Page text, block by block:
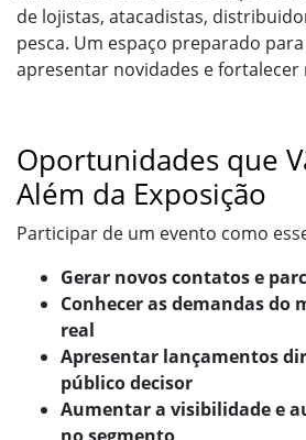
de lojistas, atacadistas,
pesca. Um espaço preparado
apresentar novidades e fortalecer
Oportunidades que
Além da Exposição
Participar de um evento como
Gerar novos contatos e
Conhecer as demandas do
real
Apresentar lançamentos
público decisor
Aumentar a visibilidade e